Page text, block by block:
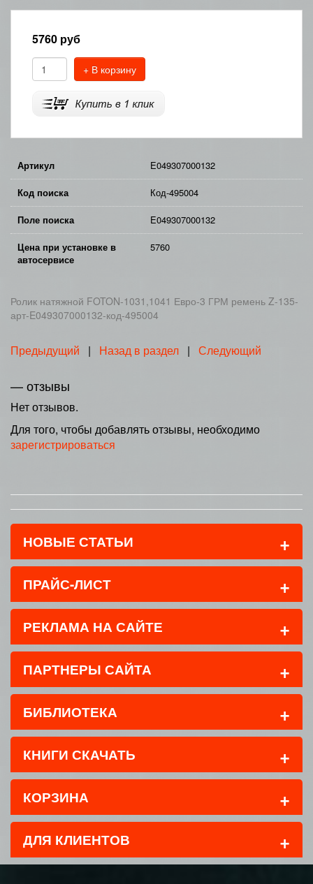
5760 руб
+ В корзину
Артикул E049307000132
Код поиска Код-495004
Поле поиска E049307000132
Цена при установке в
автосервисе
5760
Ролик натяжной FOTON-1031,1041 Евро-3 ГРМ ремень Z-135-
арт-E049307000132-код-495004
Предыдущий | Назад в раздел | Следующий
— отзывы
Нет отзывов.
Для того, чтобы добавлять отзывы, необходимо
зарегистрироваться
НОВЫЕ СТАТЬИ +
ПРАЙС-ЛИСТ +
РЕКЛАМА НА САЙТЕ +
ПАРТНЕРЫ САЙТА +
БИБЛИОТЕКА +
КНИГИ СКАЧАТЬ +
КОРЗИНА +
ДЛЯ КЛИЕНТОВ +